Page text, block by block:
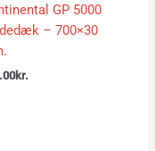
GP 5000
– 700×30
kr.